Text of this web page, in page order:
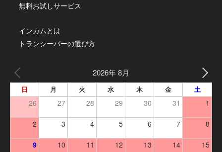
無料お試しサービス
インカムとは
トランシーバーの選び方
2026年 8月
日 月 火 水 木 金 土
26 27 28 29 30 31 1
2 3 4 5 6 7 8
9 10 11 12 13 14 15